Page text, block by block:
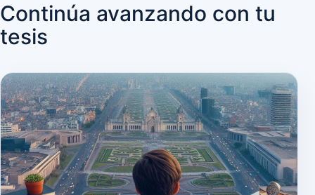
Continúa avanzando con tu
tesis